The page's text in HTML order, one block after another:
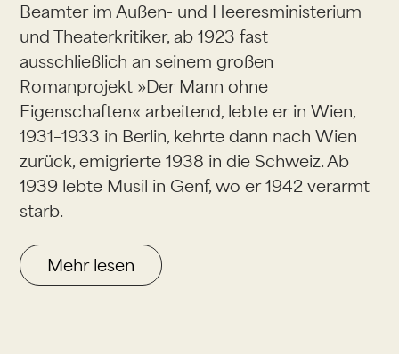
Beamter im Außen- und Heeresministerium
und Theaterkritiker, ab 1923 fast
ausschließlich an seinem großen
Romanprojekt »Der Mann ohne
Eigenschaften« arbeitend, lebte er in Wien,
1931–1933 in Berlin, kehrte dann nach Wien
zurück, emigrierte 1938 in die Schweiz. Ab
1939 lebte Musil in Genf, wo er 1942 verarmt
starb.
Mehr lesen